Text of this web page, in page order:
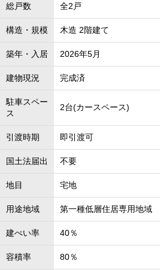
総戸数 全2戸
構造・規模 木造 2階建て
築年・入居 2026年5月
建物現況 完成済
駐車スペー
ス
2台(カースペース)
引渡時期 即引渡可
国土法届出 不要
地目 宅地
用途地域 第一種低層住居専用地域
建ぺい率 40％
容積率 80％